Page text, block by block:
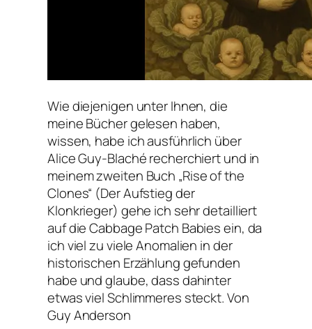
Wie diejenigen unter Ihnen, die
meine Bücher gelesen haben,
wissen, habe ich ausführlich über
Alice Guy-Blaché recherchiert und in
meinem zweiten Buch „Rise of the
Clones“ (Der Aufstieg der
Klonkrieger) gehe ich sehr detailliert
auf die Cabbage Patch Babies ein, da
ich viel zu viele Anomalien in der
historischen Erzählung gefunden
habe und glaube, dass dahinter
etwas viel Schlimmeres steckt. Von
Guy Anderson